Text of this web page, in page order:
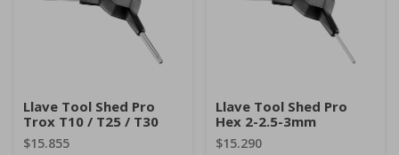
Llave Tool Shed Pro
Trox T10 / T25 / T30
$15.855
Llave Tool Shed Pro
Hex 2-2.5-3mm
$15.290